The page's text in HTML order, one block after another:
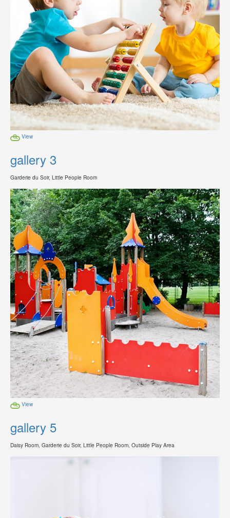
View
gallery 3
Garderie du Soir, Little People Room
View
gallery 5
Daisy Room, Garderie du Soir, Little People Room, Outside Play Area